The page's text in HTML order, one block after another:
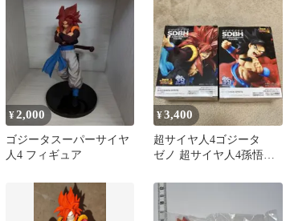
¥2,000
ゴジータスーパーサイヤ
人4 フィギュア
¥3,400
超サイヤ人4ゴジータ
ゼノ 超サイヤ人4孫悟